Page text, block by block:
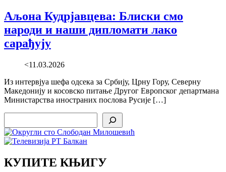
Аљона Кудрјавцева: Блиски смо
народи и наши дипломати лако
сарађују
<11.03.2026
Из интервјуа шефа одсека за Србију, Црну Гору, Северну
Македонију и косовско питање Другог Европског департмана
Министарства иностраних послова Русије […]
КУПИТЕ КЊИГУ